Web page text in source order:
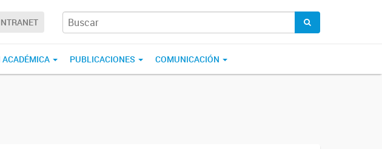
ACADÉMICA PUBLICACIONES COMUNICACIÓN